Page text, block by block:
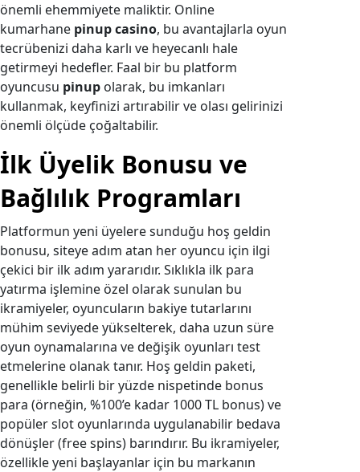
önemli ehemmiyete maliktir. Online
kumarhane pinup casino, bu avantajlarla oyun
tecrübenizi daha karlı ve heyecanlı hale
getirmeyi hedefler. Faal bir bu platform
oyuncusu pinup olarak, bu imkanları
kullanmak, keyfinizi artırabilir ve olası gelirinizi
önemli ölçüde çoğaltabilir.
İlk Üyelik Bonusu ve
Bağlılık Programları
Platformun yeni üyelere sunduğu hoş geldin
bonusu, siteye adım atan her oyuncu için ilgi
çekici bir ilk adım yararıdır. Sıklıkla ilk para
yatırma işlemine özel olarak sunulan bu
ikramiyeler, oyuncuların bakiye tutarlarını
mühim seviyede yükselterek, daha uzun süre
oyun oynamalarına ve değişik oyunları test
etmelerine olanak tanır. Hoş geldin paketi,
genellikle belirli bir yüzde nispetinde bonus
para (örneğin, %100’e kadar 1000 TL bonus) ve
popüler slot oyunlarında uygulanabilir bedava
dönüşler (free spins) barındırır. Bu ikramiyeler,
özellikle yeni başlayanlar için bu markanın